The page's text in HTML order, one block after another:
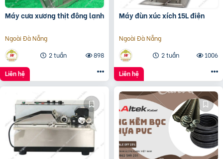
Máy cưa xương thịt đông lạnh
Ngoài Đà Nẵng
2 tuần
898
Liên hệ
Máy đùn xúc xích 15L điện
Ngoài Đà Nẵng
2 tuần
1006
Liên hệ